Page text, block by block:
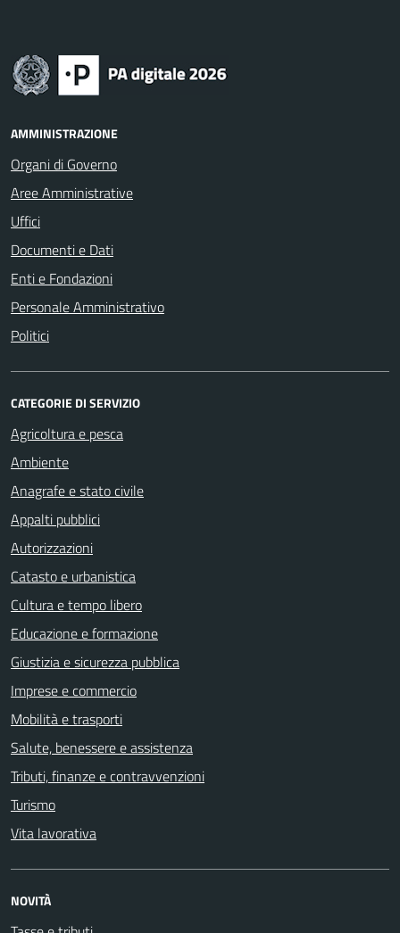
AMMINISTRAZIONE
Organi di Governo
Aree Amministrative
Uffici
Documenti e Dati
Enti e Fondazioni
Personale Amministrativo
Politici
CATEGORIE DI SERVIZIO
Agricoltura e pesca
Ambiente
Anagrafe e stato civile
Appalti pubblici
Autorizzazioni
Catasto e urbanistica
Cultura e tempo libero
Educazione e formazione
Giustizia e sicurezza pubblica
Imprese e commercio
Mobilità e trasporti
Salute, benessere e assistenza
Tributi, finanze e contravvenzioni
Turismo
Vita lavorativa
NOVITÀ